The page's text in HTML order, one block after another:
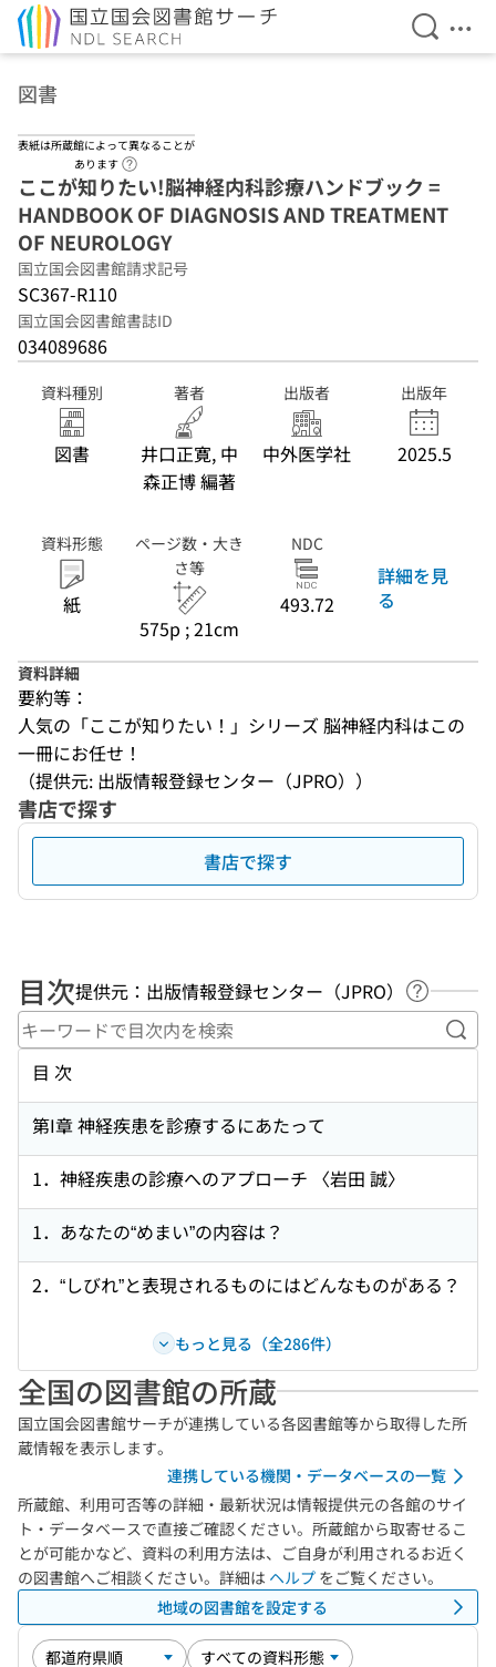
検索を
メ
図書
表紙は所蔵館によって異なることが
あります
ここが知りたい!脳神経内科診療ハンドブック =
HANDBOOK OF DIAGNOSIS AND TREATMENT
OF NEUROLOGY
国立国会図書館請求記号
SC367-R110
国立国会図書館書誌ID
034089686
資料種別
図書
著者
井口正寛, 中
森正博 編著
出版者
中外医学社
出版年
2025.5
資料形態
紙
ページ数・大き
さ等
575p ; 21cm
NDC
493.72
詳細を見
る
資料詳細
要約等：
人気の「ここが知りたい！」シリーズ 脳神経内科はこの
一冊にお任せ！
（提供元: 出版情報登録センター（JPRO））
書店で探す
書店で探す
目次提供元：出版情報登録センター（JPRO）
ヘルプペ
キ
目 次
第I章 神経疾患を診療するにあたって
1．神経疾患の診療へのアプローチ 〈岩田 誠〉
1．あなたの“めまい”の内容は？
2．“しびれ”と表現されるものにはどんなものがある？
もっと見る（全286件）
全国の図書館の所蔵
国立国会図書館サーチが連携している各図書館等から取得した所
蔵情報を表示します。
連携している機関・データベースの一覧
所蔵館、利用可否等の詳細・最新状況は情報提供元の各館のサイ
ト・データベースで直接ご確認ください。所蔵館から取寄せるこ
とが可能かなど、資料の利用方法は、ご自身が利用されるお近く
の図書館へご相談ください。詳細は ヘルプ をご覧ください。
地域の図書館を設定する